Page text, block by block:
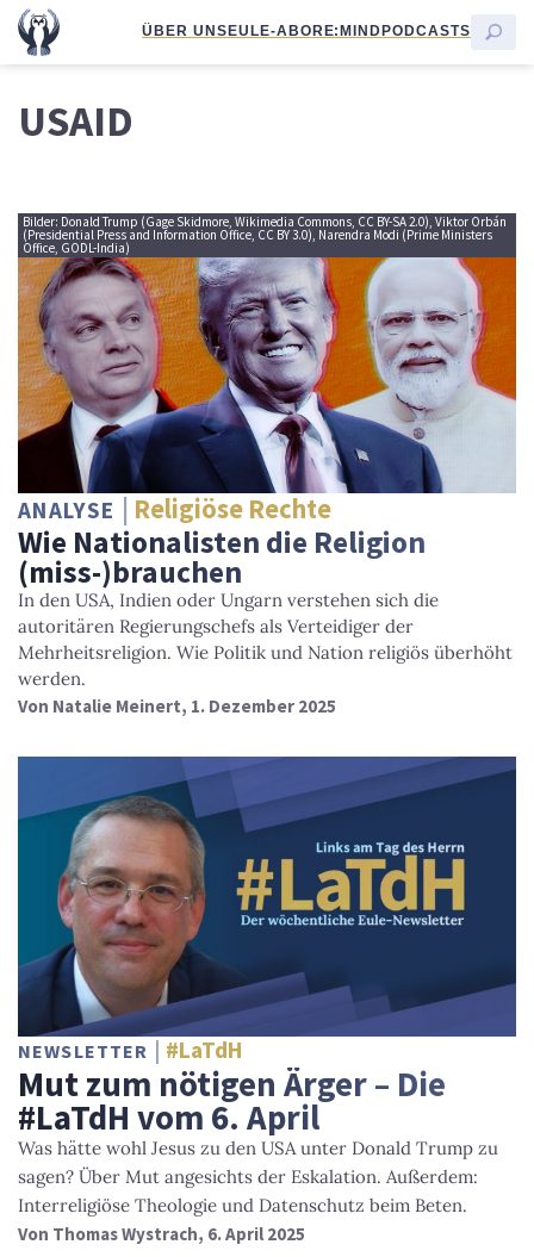
ÜBER UNSEULE-ABORE:MINDPODCASTS
USAID
Bilder: Donald Trump (Gage Skidmore, Wikimedia Commons, CC BY-SA 2.0), Viktor Orbán
(Presidential Press and Information Office, CC BY 3.0), Narendra Modi (Prime Ministers
Office, GODL-India)
ANALYSE Religiöse Rechte
Wie Nationalisten die Religion
(miss-)brauchen
In den USA, Indien oder Ungarn verstehen sich die
autoritären Regierungschefs als Verteidiger der
Mehrheitsreligion. Wie Politik und Nation religiös überhöht
werden.
Von Natalie Meinert, 1. Dezember 2025
NEWSLETTER #LaTdH
Mut zum nötigen Ärger – Die
#LaTdH vom 6. April
Was hätte wohl Jesus zu den USA unter Donald Trump zu
sagen? Über Mut angesichts der Eskalation. Außerdem:
Interreligiöse Theologie und Datenschutz beim Beten.
Von Thomas Wystrach, 6. April 2025